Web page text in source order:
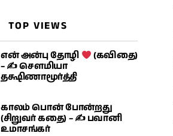
TOP VIEWS
என் அன்பு தோழி
(கவிதை)
– ✍ சௌமியா
தக்ஷிணாமூர்த்தி
காலம் பொன் போன்றது
(சிறுவர் கதை) – ✍ பவானி
உமாசங்கர்